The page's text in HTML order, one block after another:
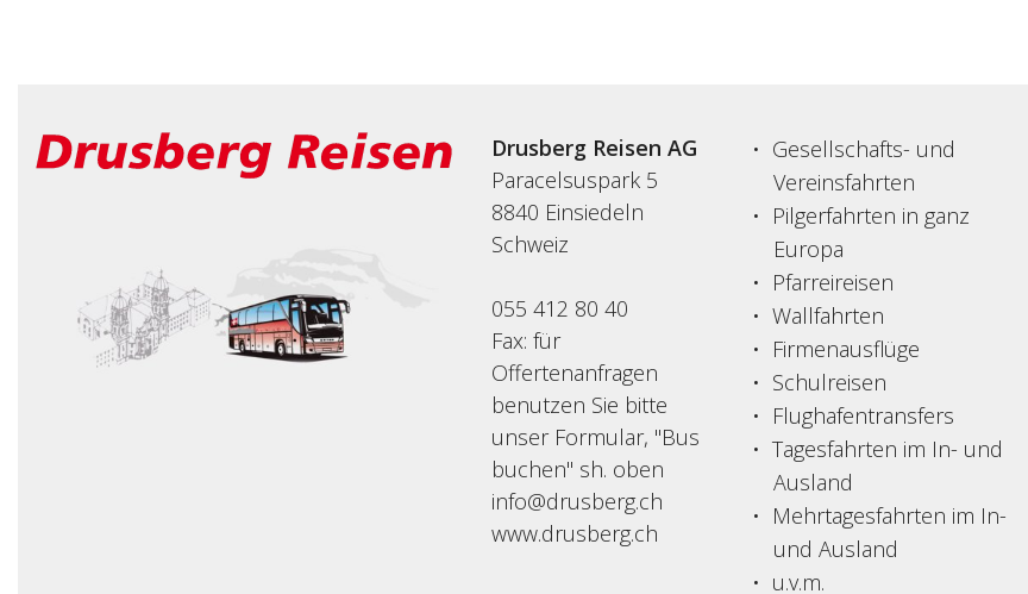
Drusberg Reisen AG
Paracelsuspark 5
8840 Einsiedeln
Schweiz
055 412 80 40
Fax: für
Offertenanfragen
benutzen Sie bitte
unser Formular, "Bus
buchen" sh. oben
info@drusberg.ch
www.drusberg.ch
Gesellschafts- und
Vereinsfahrten
Pilgerfahrten in ganz
Europa
Pfarreireisen
Wallfahrten
Firmenausflüge
Schulreisen
Flughafentransfers
Tagesfahrten im In- und
Ausland
Mehrtagesfahrten im In-
und Ausland
u.v.m.